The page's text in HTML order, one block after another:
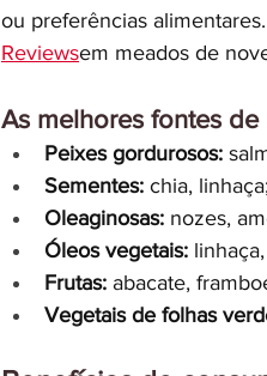
ou preferências
Reviewsem meados de
As melhores fontes
Peixes gordurosos:
Sementes: chia,
Oleaginosas: nozes,
Óleos vegetais:
Frutas: abacate,
Vegetais de folhas